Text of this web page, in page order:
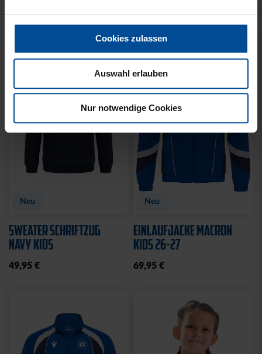
Cookies zulassen
Auswahl erlauben
Nur notwendige Cookies
Neu
SWEATER SCHRIFTZUG
NAVY KIDS
49,95 €
Neu
EINLAUFJACKE MACRON
KIDS 26-27
69,95 €